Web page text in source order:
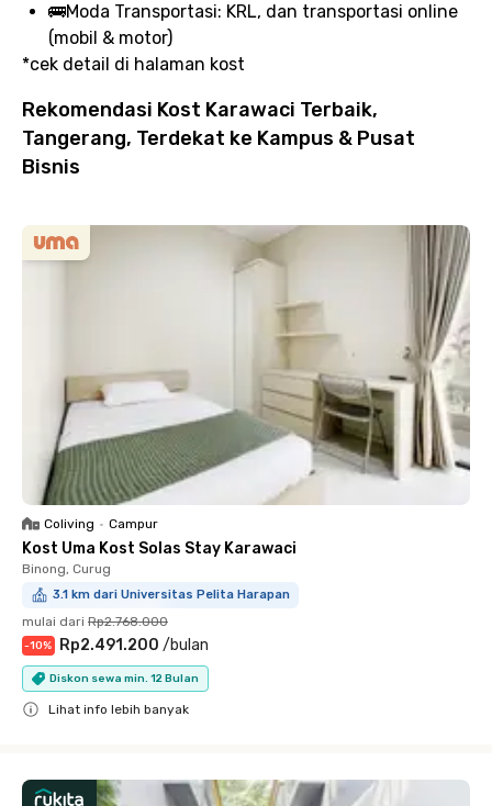
🚌Moda Transportasi: KRL, dan transportasi online
(mobil & motor)
*cek detail di halaman kost
Rekomendasi Kost Karawaci Terbaik,
Tangerang, Terdekat ke Kampus & Pusat
Bisnis
Coliving • Campur
Kost Uma Kost Solas Stay Karawaci
Binong, Curug
3.1 km dari Universitas Pelita Harapan
mulai dari Rp2.768.000
-10% Rp2.491.200 /bulan
Diskon sewa min. 12 Bulan
Lihat info lebih banyak